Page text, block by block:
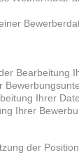
Bearbeitung
Ihrer
Ihrer
der